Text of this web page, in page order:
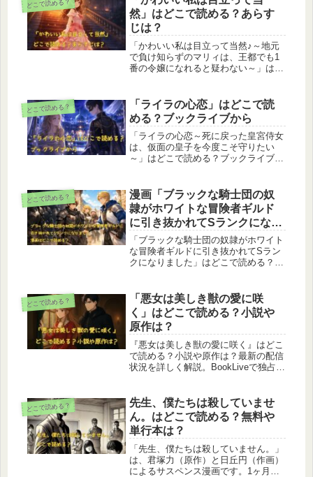
どこで読める？
然」はどこで読める？あらす
じは？
「かわいい私は目立って当然♪～地元
で負け知らずのマリィは、王都でも1
番の令嬢になれると疑わない～」はど
コミなど電子書籍ストアの配信有無を
正確にまとめました。読めるサイト・
読めないサイトを一覧表で分かりやす
く解説し、確実に読める方法も紹介し
ています。電子専売作品のため、配信
状況を知りたい方は必見です。
どこで読める？
「ライラの心恋」はどこで読
める？ブックライブから
「ライラの心恋～死に戻った皇宮侍女
は、仮面の皇子を今度こそ守りたい
～」はどこで読める？ブックライブ、
Renta！など主要電子書籍サイトの最
新配信状況を徹底調査。あらすじや登
場人物、作品の魅力も詳しく解説しま
す。
どこで読める？
漫画「ブラックな騎士団の奴
隷がホワイトな冒険者ギルド
に引き抜かれてSランクになり
ました」はどこで読める？
「ブラックな騎士団の奴隷がホワイト
な冒険者ギルドに引き抜かれてSラン
クになりました」はどこで読める？漫
情報で解説。読めるサービス・読めな
いサービス、最新刊情報までわかりや
すくまとめています。
どこで読める？
「悪女は美しき獣の愛に咲
く」はどこで読める？小説や
原作は？
『悪女は美しき獣の愛に咲く』はどこ
で読める？小説や原作は？最新の配信
状況を詳しく解説。BookLiveで独占先
で登場。公式サイトCOMICポラリス
では期間限定の無料試し読みも可能。
DMMブックスやコミックシーモアで
は未配信のため、確実に読むなら
BookLiveがおすすめです。
どこで読める？
先生、僕たちは殺していませ
ん。はどこで読める？無料や
単行本は？
「先生、僕たちは殺していません。」
は、君塚力（原作）と日丘円（作画）
によるサスペンス漫画です。1ヶ月目